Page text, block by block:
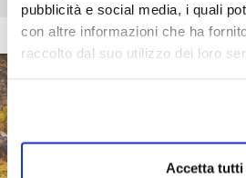
pubblicità e social media, i quali
con altre informazioni che ha
raccolto dal suo utilizzo dei loro
Accetta tutti